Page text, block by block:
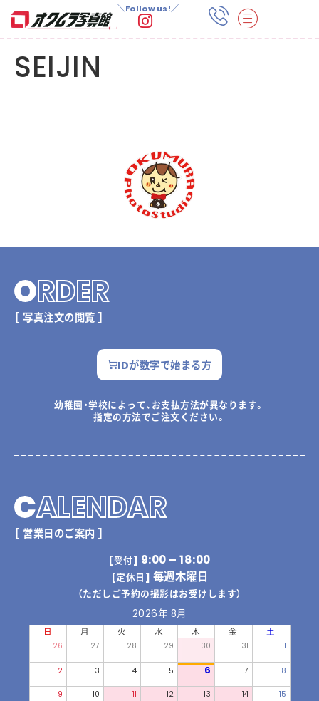
＼Follow us!／
SEIJIN
ORDER
[ 写真注文の閲覧 ]
IDが数字で始まる方
幼稚園・学校によって、お支払方法が異なります。
指定の方法でご注文ください。
CALENDAR
[ 営業日のご案内 ]
[受付] 9:00 – 18:00
[定休日] 毎週木曜日
（ただしご予約の撮影はお受けします）
2026年 8月
日 月 火 水 木 金 土
26 27 28 29 30 31 1
2 3 4 5 6 7 8
9 10 11 12 13 14 15